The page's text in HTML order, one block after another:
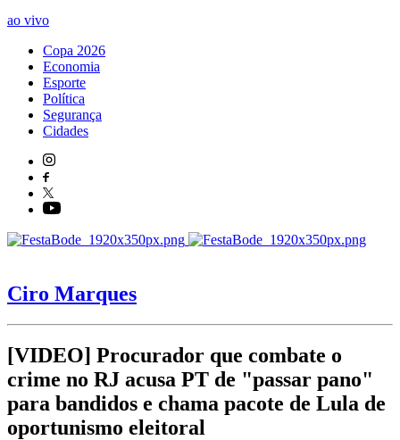
ao vivo
Copa 2026
Economia
Esporte
Política
Segurança
Cidades
Ciro Marques
[VIDEO] Procurador que combate o
crime no RJ acusa PT de "passar pano"
para bandidos e chama pacote de Lula de
oportunismo eleitoral